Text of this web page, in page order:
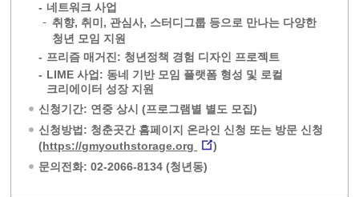
- 네트워크 사업
취향, 취미, 관심사, 스터디그룹 등으로 만나는 다양한
청년 모임 지원
- 프리즘 매거진: 청년정책 경험 디자인 프로젝트
- LIME 사업: 동네 기반 모임 플랫폼 형성 및 로컬
크리에이터 성장 지원
신청기간: 연중 상시 (프로그램별 별도 모집)
신청방법: 청춘곳간 홈페이지 온라인 신청 또는 방문 신청
(https://gmyouthstorage.org
)
문의전화: 02-2066-8134 (청년동)